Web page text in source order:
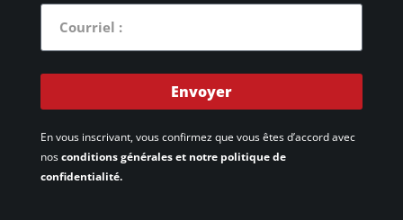
Envoyer
En vous inscrivant, vous confirmez que vous êtes d’accord avec
nosconditions générales et notre politique de
confidentialité.